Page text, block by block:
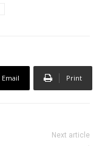
Email Print
Next article